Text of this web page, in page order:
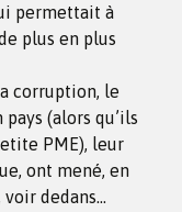
permettait à
plus en plus
corruption, le
(alors qu’ils
PME), leur
ont mené, en
voir dedans…